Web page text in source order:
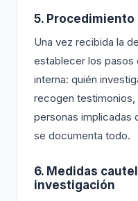
5.
Una vez recibida la
establecer los pasos
interna: quién
recogen
personas implicadas
se documenta todo.
6. Medidas
investigación